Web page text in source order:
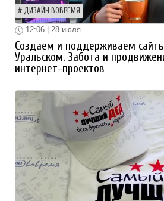
ДИЗАЙН ВОВРЕМЯ
12:06 | 28 июля
Создаем и поддерживаем
Уральском. Забота и
интернет-проектов